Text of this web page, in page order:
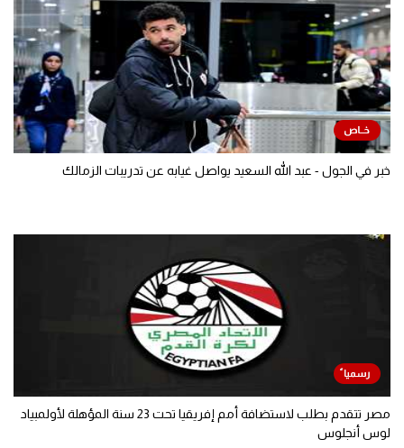
خبر في الجول - عبد الله السعيد يواصل غيابه عن تدريبات الزمالك
مصر تتقدم بطلب لاستضافة أمم إفريقيا تحت 23 سنة المؤهلة لأولمبياد
لوس أنجلوس